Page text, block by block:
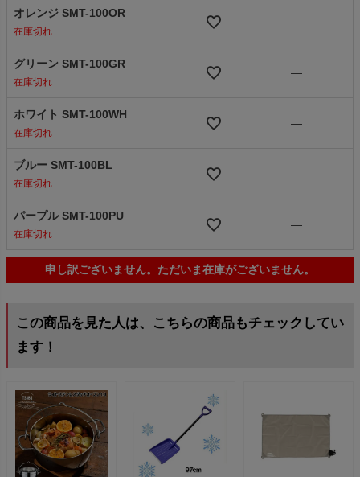
オレンジ SMT-100OR
在庫切れ
—
グリーン SMT-100GR
在庫切れ
—
ホワイト SMT-100WH
在庫切れ
—
ブルー SMT-100BL
在庫切れ
—
パープル SMT-100PU
在庫切れ
—
申し訳ございません。ただいま在庫がございません。
この商品を見た人は、こちらの商品もチェックしてい
ます！